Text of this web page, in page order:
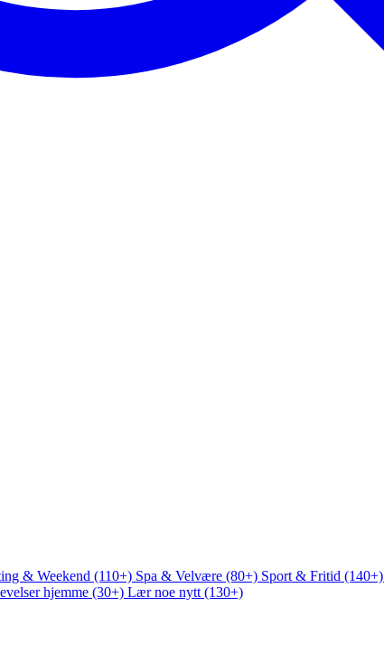
& Weekend (110+) Spa & Velvære (80+) Sport & Fritid (140+)
hjemme (30+) Lær noe nytt (130+)